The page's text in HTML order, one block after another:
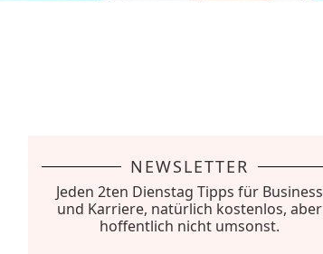
NEWSLETTER
Jeden 2ten Dienstag Tipps für Business
und Karriere, natürlich kostenlos, aber
hoffentlich nicht umsonst.